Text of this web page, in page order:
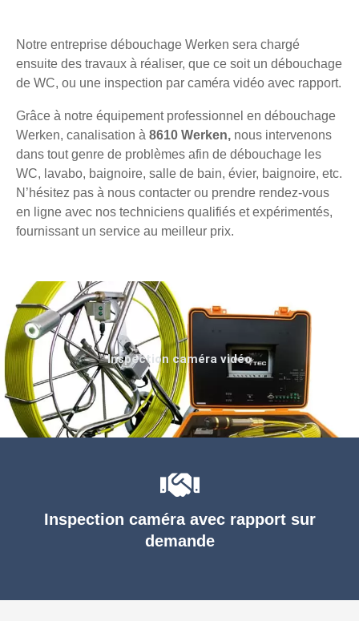
Notre entreprise débouchage Werken sera chargé
ensuite des travaux à réaliser, que ce soit un débouchage
de WC, ou une inspection par caméra vidéo avec rapport.
Grâce à notre équipement professionnel en débouchage
Werken, canalisation à 8610 Werken, nous intervenons
dans tout genre de problèmes afin de débouchage les
WC, lavabo, baignoire, salle de bain, évier, baignoire, etc.
N’hésitez pas à nous contacter ou prendre rendez-vous
en ligne avec nos techniciens qualifiés et expérimentés,
fournissant un service au meilleur prix.
Inspection caméra avec rapport sur
demande
Inspection caméra vidéo